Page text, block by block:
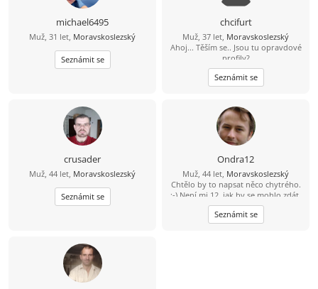
michael6495
Muž, 31 let, Moravskoslezský
Seznámit se
chcifurt
Muž, 37 let, Moravskoslezský
Ahoj... Těším se.. Jsou tu opravdové
profily?
Seznámit se
crusader
Muž, 44 let, Moravskoslezský
Seznámit se
Ondra12
Muž, 44 let, Moravskoslezský
Chtělo by to napsat něco chytrého.
:-) Není mi 12, jak by se mohlo zdát,
jsem o něco starší. Rád poznám
slečnu s níž bych mohl trávit volné
chvíle ve společnosti přátel či o
Seznámit se